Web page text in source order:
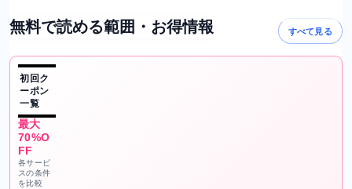
無料で読める範囲・お得情報 すべて見る
初回ク
ーポン
一覧
最大
70%O
FF
各サービ
スの条件
を比較